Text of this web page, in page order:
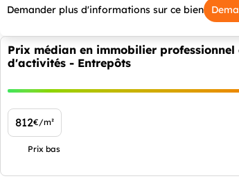
Demander plus d'informations sur ce bien
Prix médian en immobilier
d'activités - Entrepôts
812€/m²
Prix bas